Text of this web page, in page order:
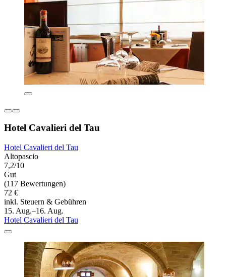
Hotel Cavalieri del Tau
Hotel Cavalieri del Tau
Altopascio
7,2/10
Gut
(117 Bewertungen)
72 €
inkl. Steuern & Gebühren
15. Aug.–16. Aug.
Hotel Cavalieri del Tau